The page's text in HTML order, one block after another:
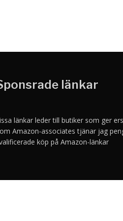
länkar
länkar leder till butiker som ger
Amazon-associates tjänar jag
köp på Amazon-länkar